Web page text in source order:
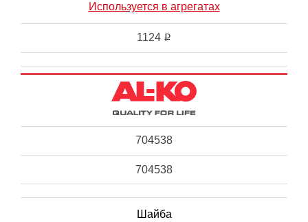
Используется в агрегатах
1124 i
704538
704538
Шайба